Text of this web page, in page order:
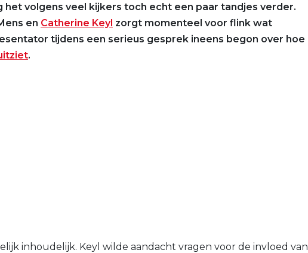
het volgens veel kijkers toch echt een paar tandjes verder.
en Catherine Keyl zorgt momenteel voor flink wat
tijdens een serieus gesprek ineens begon over hoe
.
inhoudelijk. Keyl wilde aandacht vragen voor de invloed van